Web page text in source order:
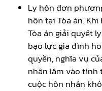
Ly hôn đơn
hôn tại Tòa án.
Tòa án giải quyết
bạo lực gia đình
quyền, nghĩa vụ
nhân lâm vào tình
cuộc hôn nhân